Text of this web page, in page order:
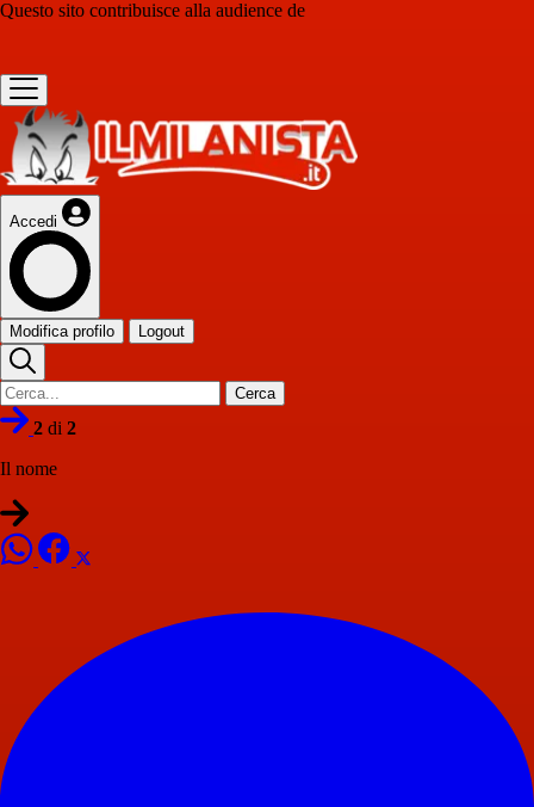
Questo sito contribuisce alla audience de
Accedi
Modifica profilo Logout
Cerca
2 di 2
Il nome